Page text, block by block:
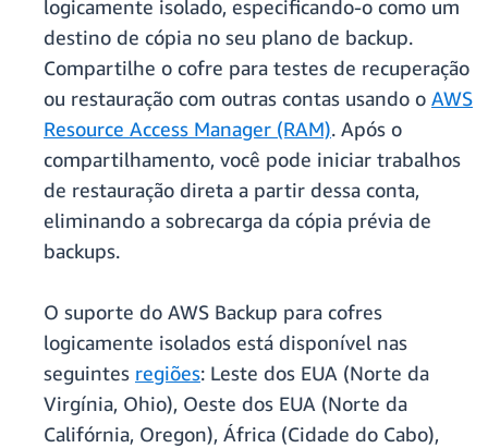
logicamente isolado, especificando-o como um
destino de cópia no seu plano de backup.
Compartilhe o cofre para testes de recuperação
ou restauração com outras contas usando o AWS
Resource Access Manager (RAM). Após o
compartilhamento, você pode iniciar trabalhos
de restauração direta a partir dessa conta,
eliminando a sobrecarga da cópia prévia de
backups.
O suporte do AWS Backup para cofres
logicamente isolados está disponível nas
seguintes regiões: Leste dos EUA (Norte da
Virgínia, Ohio), Oeste dos EUA (Norte da
Califórnia, Oregon), África (Cidade do Cabo),